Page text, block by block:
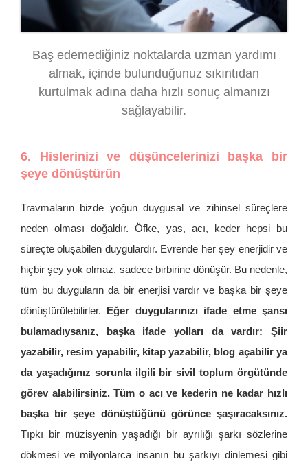
Baş edemediğiniz noktalarda uzman yardımı
almak, içinde bulunduğunuz sıkıntıdan
kurtulmak adına daha hızlı sonuç almanızı
sağlayabilir.
6. Hislerinizi ve düşüncelerinizi başka bir
şeye dönüştürün
Travmaların bizde yoğun duygusal ve zihinsel süreçlere
neden olması doğaldır. Öfke, yas, acı, keder hepsi bu
süreçte oluşabilen duygulardır. Evrende her şey enerjidir ve
hiçbir şey yok olmaz, sadece birbirine dönüşür. Bu nedenle,
tüm bu duyguların da bir enerjisi vardır ve başka bir şeye
dönüştürülebilirler. Eğer duygularınızı ifade etme şansı
bulamadıysanız, başka ifade yolları da vardır: Şiir
yazabilir, resim yapabilir, kitap yazabilir, blog açabilir ya
da yaşadığınız sorunla ilgili bir sivil toplum örgütünde
görev alabilirsiniz. Tüm o acı ve kederin ne kadar hızlı
başka bir şeye dönüştüğünü görünce şaşıracaksınız.
Tıpkı bir müzisyenin yaşadığı bir ayrılığı şarkı sözlerine
dökmesi ve milyonlarca insanın bu şarkıyı dinlemesi gibi